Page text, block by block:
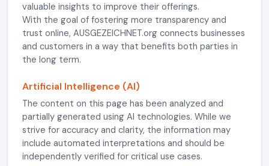
valuable insights to improve their offerings.
With the goal of fostering more transparency and
trust online, AUSGEZEICHNET.org connects businesses
and customers in a way that benefits both parties in
the long term.
Artificial Intelligence (AI)
The content on this page has been analyzed and
partially generated using AI technologies. While we
strive for accuracy and clarity, the information may
include automated interpretations and should be
independently verified for critical use cases.